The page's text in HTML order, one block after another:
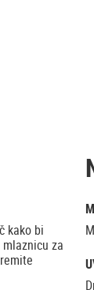
kako bi
za